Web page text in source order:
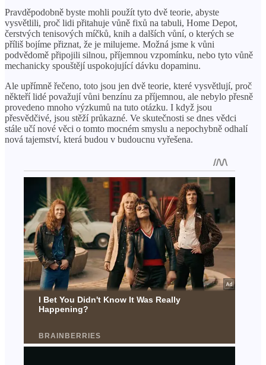
Pravděpodobně byste mohli použít tyto dvě teorie, abyste
vysvětlili, proč lidi přitahuje vůně fixů na tabuli, Home Depot,
čerstvých tenisových míčků, knih a dalších vůní, o kterých se
příliš bojíme přiznat, že je milujeme. Možná jsme k vůni
podvědomě připojili silnou, příjemnou vzpomínku, nebo tyto vůně
mechanicky spouštějí uspokojující dávku dopaminu.
Ale upřímně řečeno, toto jsou jen dvě teorie, které vysvětlují, proč
někteří lidé považují vůni benzínu za příjemnou, ale nebylo přesně
provedeno mnoho výzkumů na tuto otázku. I když jsou
přesvědčivé, jsou stěží průkazné. Ve skutečnosti se dnes vědci
stále učí nové věci o tomto mocném smyslu a nepochybně odhalí
nová tajemství, která budou v budoucnu vyřešena.